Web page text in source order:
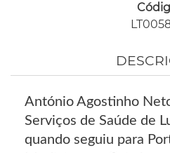
António Agostinho
Serviços de Saúde de
quando seguiu para